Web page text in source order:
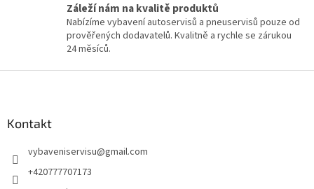
Záleží nám na kvalitě produktů
Nabízíme vybavení autoservisů a pneuservisů pouze od
prověřených dodavatelů. Kvalitně a rychle se zárukou
24 měsíců.
Kontakt
vybaveniservisu@gmail.com
+420777707173